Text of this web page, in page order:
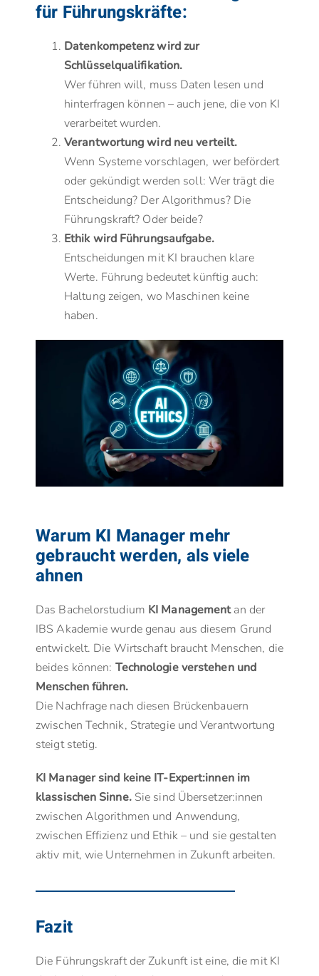
für Führungskräfte:
Datenkompetenz wird zur
Schlüsselqualifikation.
Wer führen will, muss Daten lesen und
hinterfragen können – auch jene, die von KI
verarbeitet wurden.
Verantwortung wird neu verteilt.
Wenn Systeme vorschlagen, wer befördert
oder gekündigt werden soll: Wer trägt die
Entscheidung? Der Algorithmus? Die
Führungskraft? Oder beide?
Ethik wird Führungsaufgabe.
Entscheidungen mit KI brauchen klare
Werte. Führung bedeutet künftig auch:
Haltung zeigen, wo Maschinen keine
haben.
Warum KI Manager mehr
gebraucht werden, als viele
ahnen
Das Bachelorstudium KI Managementan der
IBS Akademie wurde genau aus diesem Grund
entwickelt. Die Wirtschaft braucht Menschen, die
beides können: Technologie verstehen und
Menschen führen.
Die Nachfrage nach diesen Brückenbauern
zwischen Technik, Strategie und Verantwortung
steigt stetig.
KI Manager sind keine IT-Expert:innen im
klassischen Sinne.Sie sind Übersetzer:innen
zwischen Algorithmen und Anwendung,
zwischen Effizienz und Ethik – und sie gestalten
aktiv mit, wie Unternehmen in Zukunft arbeiten.
Fazit
Die Führungskraft der Zukunft ist eine, die mit KI